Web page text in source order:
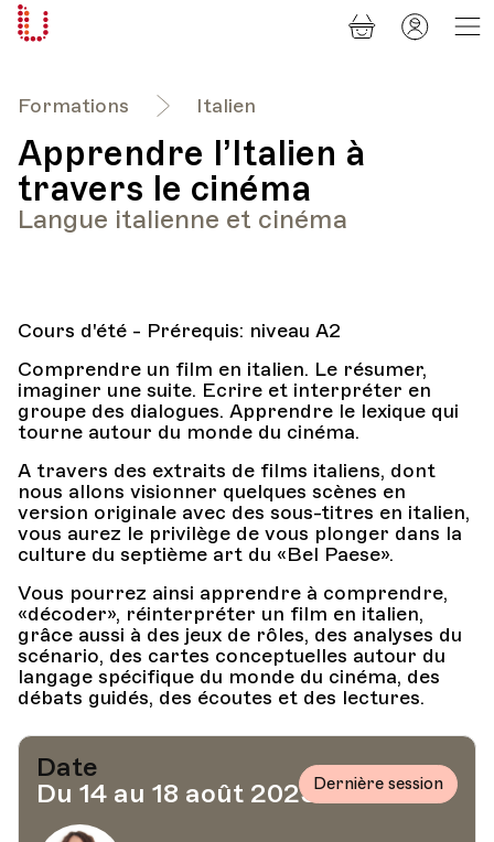
Formations Italien
Apprendre l’Italien à
travers le cinéma
Langue italienne et cinéma
Cours d'été - Prérequis: niveau A2
Comprendre un film en italien. Le résumer,
imaginer une suite. Ecrire et interpréter en
groupe des dialogues. Apprendre le lexique qui
tourne autour du monde du cinéma.
A travers des extraits de films italiens, dont
nous allons visionner quelques scènes en
version originale avec des sous-titres en italien,
vous aurez le privilège de vous plonger dans la
culture du septième art du «Bel Paese».
Vous pourrez ainsi apprendre à comprendre,
«décoder», réinterpréter un film en italien,
grâce aussi à des jeux de rôles, des analyses du
scénario, des cartes conceptuelles autour du
langage spécifique du monde du cinéma, des
débats guidés, des écoutes et des lectures.
Date
Du 14 au 18 août 2023Dernière session
Panier
Mon